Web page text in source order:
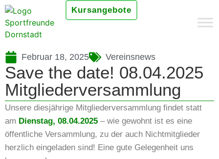
Kursangebote
Februar 18, 2025 Vereinsnews
Save the date! 08.04.2025
Mitgliederversammlung
Unsere diesjährige Mitgliederversammlung findet statt
am Dienstag, 08.04.2025 – wie gewohnt ist es eine
öffentliche Versammlung, zu der auch Nichtmitglieder
herzlich eingeladen sind! Eine gute Gelegenheit uns